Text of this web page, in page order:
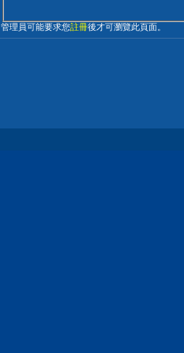
管理員可能要求您註冊後才可瀏覽此頁面。